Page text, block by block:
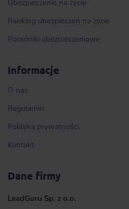
Ubezpieczenie na życie
Ranking ubezpieczeń na życie
Poradniki ubezpieczeniowe
Informacje
O nas
Regulamin
Polityka prywatności
Kontakt
Dane firmy
LeadGuru Sp. z o.o.